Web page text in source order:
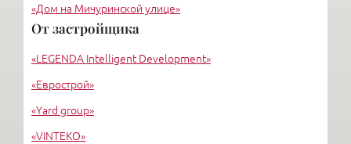
«Дом на Мичуринской улице»
«Крестовский, 12»
«Ориенталь»
От застройщика
«LEGENDA Intelligent Development»
«Еврострой»
«Yard group»
«VINTEKO»